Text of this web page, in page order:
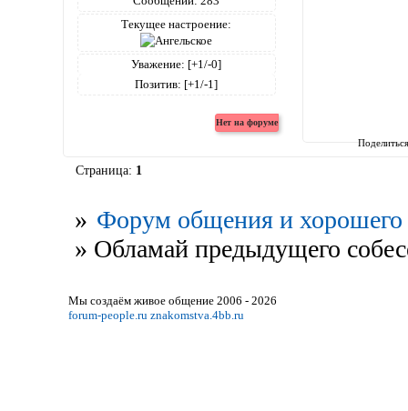
Текущее настроение:
Уважение: [+1/-0]
Позитив: [+1/-1]
Страница: 1
» Форум общения и хорошего
» Обламай предыдущего
Мы создаём живое общение 2006 - 2026
forum-people.ru znakomstva.4bb.ru